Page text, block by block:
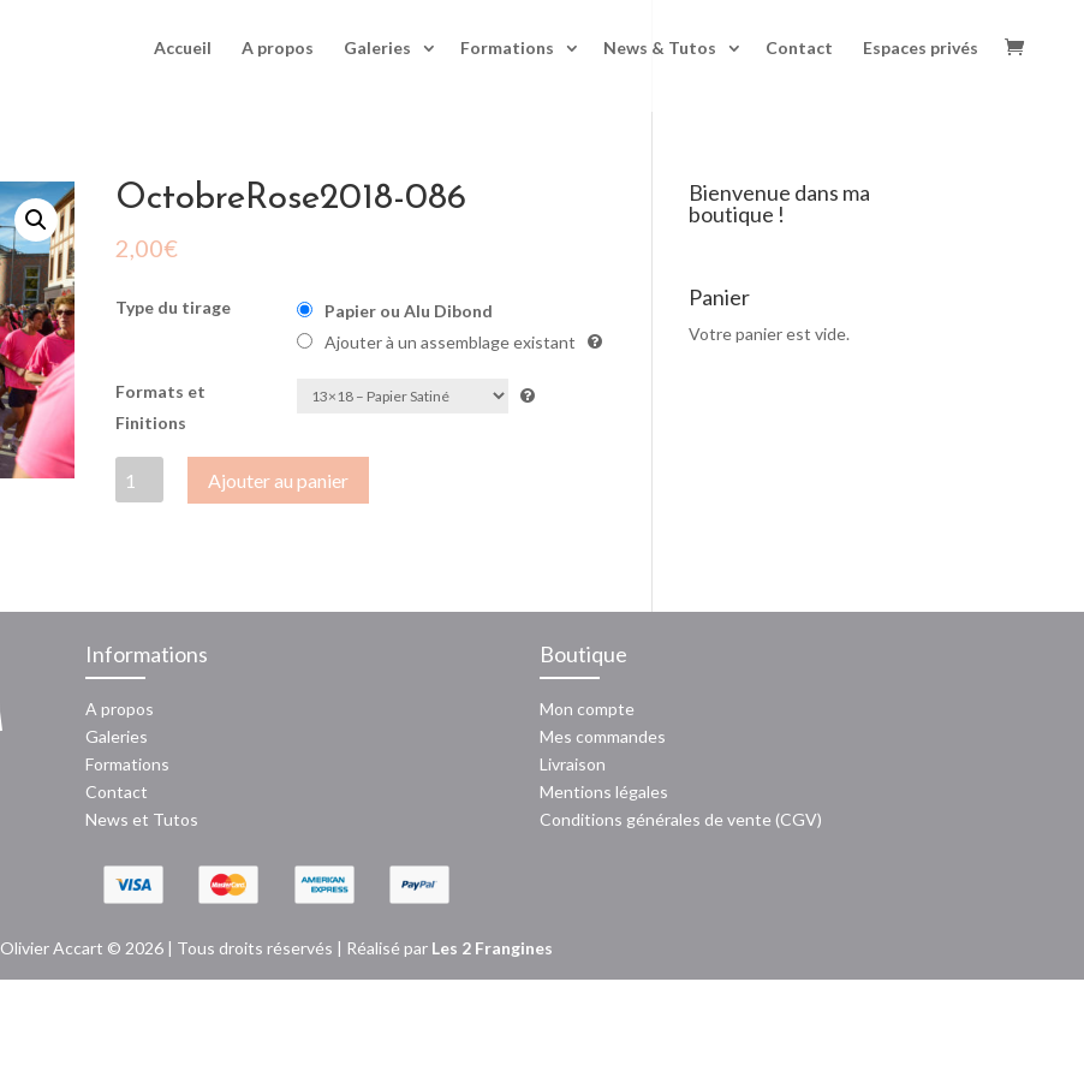
Accueil A propos Galeries Formations News & Tutos Contact Espaces privés
OctobreRose2018-086
2,00€
Type du tirage
Papier ou Alu Dibond
Ajouter à un assemblage existant
Formats et
Finitions
de
Ajouter au panier
Bienvenue dans ma
boutique !
Panier
Votre panier est vide.
Informations
A propos
Galeries
Formations
Contact
News et Tutos
Boutique
Mon compte
Mes commandes
Livraison
Mentions légales
Conditions générales de vente (CGV)
Olivier Accart © 2026 | Tous droits réservés | Réalisé par Les 2 Frangines